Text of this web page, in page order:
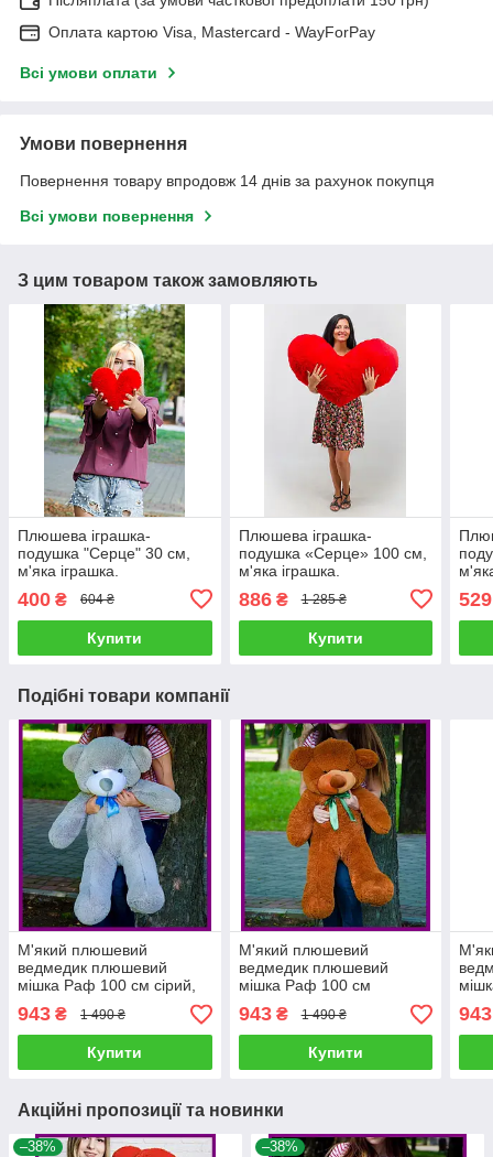
Оплата картою Visa, Mastercard - WayForPay
Всі умови оплати
Умови повернення
Повернення товару впродовж 14 днів за рахунок покупця
Всі умови повернення
З цим товаром також замовляють
Плюшева іграшка-
подушка "Серце" 30 см,
м'яка іграшка.
400 ₴ 604 ₴
Купити
Плюшева іграшка-
подушка «Серце» 100 см,
м'яка іграшка.
886₴ 1 285 ₴
Купити
529
Подібні товари компанії
М'який плюшевий
ведмедик плюшевий
мішка Раф 100 см сірий,
подарунок для дівчини на
день народження
943 ₴ 1 490 ₴
Купити
М'який плюшевий
ведмедик плюшевий
мішка Раф 100 см
коричневий, подарунок
для дівчини на день
народження
943₴ 1 490 ₴
Купити
943
Акційні пропозиції та новинки
–38% –38%